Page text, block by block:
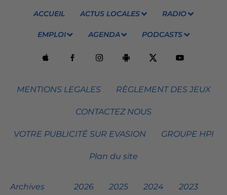
ACCUEIL ACTUS LOCALES RADIO
EMPLOI AGENDA PODCASTS
MENTIONS LEGALES RÈGLEMENT DES JEUX
CONTACTEZ NOUS
VOTRE PUBLICITÉ SUR EVASION GROUPE HPI
Plan du site
Archives 2026 2025 2024 2023